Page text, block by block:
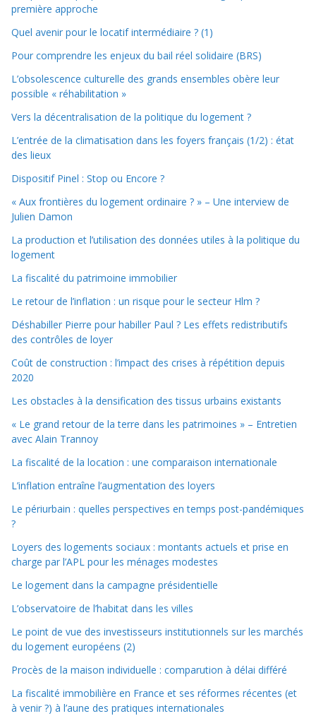
première approche
Quel avenir pour le locatif intermédiaire ? (1)
Pour comprendre les enjeux du bail réel solidaire (BRS)
L’obsolescence culturelle des grands ensembles obère leur
possible « réhabilitation »
Vers la décentralisation de la politique du logement ?
L’entrée de la climatisation dans les foyers français (1/2) : état
des lieux
Dispositif Pinel : Stop ou Encore ?
« Aux frontières du logement ordinaire ? » – Une interview de
Julien Damon
La production et l’utilisation des données utiles à la politique du
logement
La fiscalité du patrimoine immobilier
Le retour de l’inflation : un risque pour le secteur Hlm ?
Déshabiller Pierre pour habiller Paul ? Les effets redistributifs
des contrôles de loyer
Coût de construction : l’impact des crises à répétition depuis
2020
Les obstacles à la densification des tissus urbains existants
« Le grand retour de la terre dans les patrimoines » – Entretien
avec Alain Trannoy
La fiscalité de la location : une comparaison internationale
L’inflation entraîne l’augmentation des loyers
Le périurbain : quelles perspectives en temps post-pandémiques
?
Loyers des logements sociaux : montants actuels et prise en
charge par l’APL pour les ménages modestes
Le logement dans la campagne présidentielle
L’observatoire de l’habitat dans les villes
Le point de vue des investisseurs institutionnels sur les marchés
du logement européens (2)
Procès de la maison individuelle : comparution à délai différé
La fiscalité immobilière en France et ses réformes récentes (et
à venir ?) à l’aune des pratiques internationales